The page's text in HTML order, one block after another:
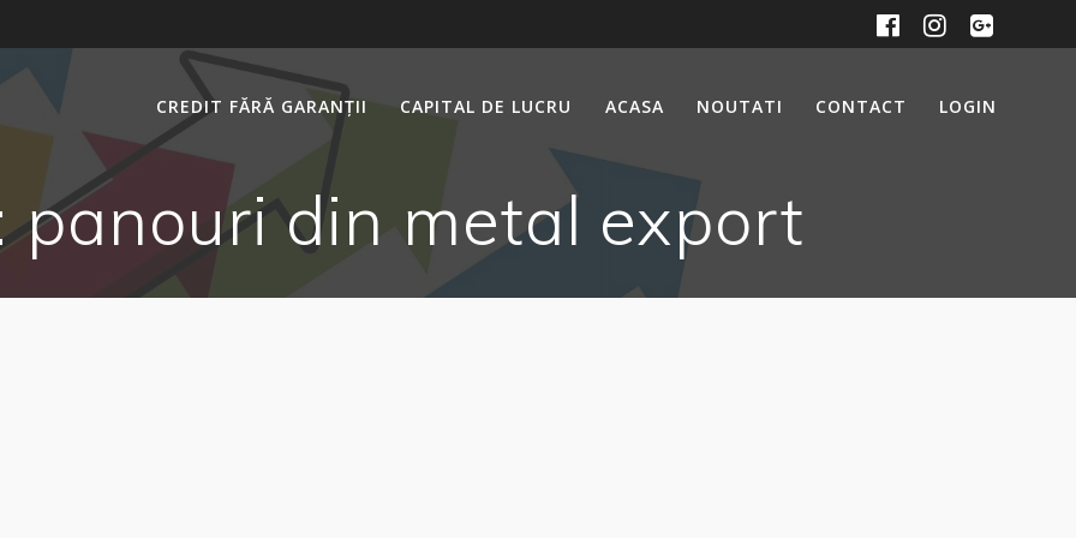
CREDIT FĂRĂ GARANȚII CAPITAL DE LUCRU ACASA NOUTATI CONTACT LOGIN
panouri din metal export